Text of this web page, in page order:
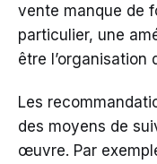
vente manque de
particulier, une
être l’organisation
Les
des moyens de
œuvre. Par